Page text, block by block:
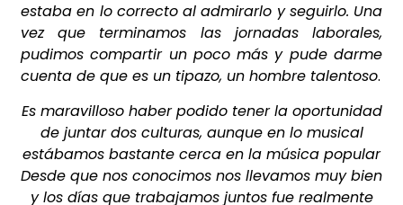
estaba en lo correcto al admirarlo y seguirlo. Una
vez que terminamos las jornadas laborales,
pudimos compartir un poco más y pude darme
cuenta de que es un tipazo, un hombre talentoso.
Es maravilloso haber podido tener la oportunidad
de juntar dos culturas, aunque en lo musical
estábamos bastante cerca en la música popular
Desde que nos conocimos nos llevamos muy bien
y los días que trabajamos juntos fue realmente